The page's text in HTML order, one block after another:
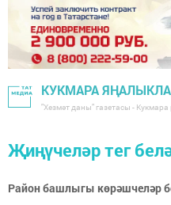
КУКМАРА
"Хезмәт даны" газетасы -
Җиңүчеләр тег
Район башлыгы көрәшчеләр